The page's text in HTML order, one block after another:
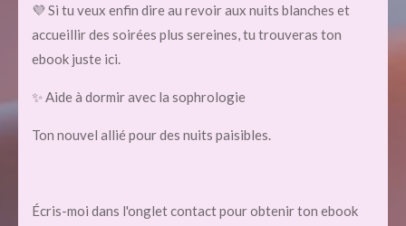
💜 Si tu veux enfin dire au revoir aux nuits blanches et
accueillir des soirées plus sereines, tu trouveras ton
ebook juste ici.
✨ Aide à dormir avec la sophrologie
Ton nouvel allié pour des nuits paisibles.
Écris-moi dans l'onglet contact pour obtenir ton ebook